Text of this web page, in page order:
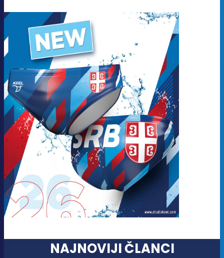
NAJNOVIJI ČLANCI